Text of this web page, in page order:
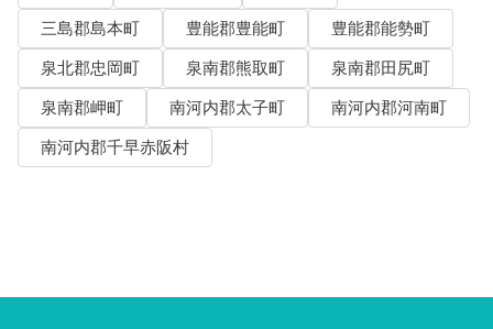
三島郡島本町
豊能郡豊能町
豊能郡能勢町
泉北郡忠岡町
泉南郡熊取町
泉南郡田尻町
泉南郡岬町
南河内郡太子町
南河内郡河南町
南河内郡千早赤阪村